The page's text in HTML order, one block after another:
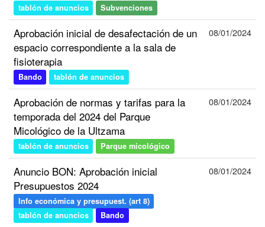
tablón de anuncios Subvenciones
Aprobación inicial de desafectación de un
espacio correspondiente a la sala de
fisioterapia
Bando tablón de anuncios
08/01/2024
Aprobación de normas y tarifas para la
temporada del 2024 del Parque
Micológico de la Ultzama
tablón de anuncios Parque micológico
08/01/2024
Anuncio BON: Aprobación inicial
Presupuestos 2024
Info económica y presupuest. (art 8)
tablón de anuncios
Bando
08/01/2024